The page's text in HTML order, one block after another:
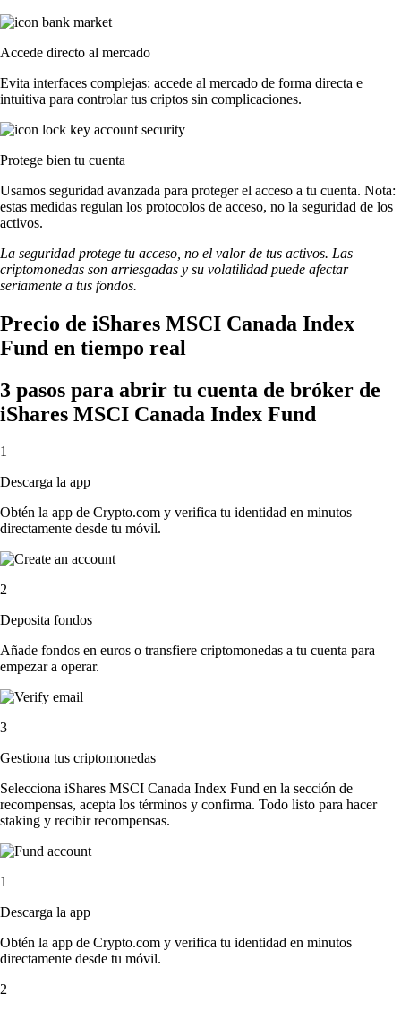
Accede directo al mercado
Evita interfaces complejas: accede al mercado de forma directa e
intuitiva para controlar tus criptos sin complicaciones.
Protege bien tu cuenta
Usamos seguridad avanzada para proteger el acceso a tu cuenta. Nota:
estas medidas regulan los protocolos de acceso, no la seguridad de los
activos.
La seguridad protege tu acceso, no el valor de tus activos. Las
criptomonedas son arriesgadas y su volatilidad puede afectar
seriamente a tus fondos.
Precio de iShares MSCI Canada Index
Fund en tiempo real
3 pasos para abrir tu cuenta de bróker de
iShares MSCI Canada Index Fund
1
Descarga la app
Obtén la app de Crypto.com y verifica tu identidad en minutos
directamente desde tu móvil.
2
Deposita fondos
Añade fondos en euros o transfiere criptomonedas a tu cuenta para
empezar a operar.
3
Gestiona tus criptomonedas
Selecciona iShares MSCI Canada Index Fund en la sección de
recompensas, acepta los términos y confirma. Todo listo para hacer
staking y recibir recompensas.
1
Descarga la app
Obtén la app de Crypto.com y verifica tu identidad en minutos
directamente desde tu móvil.
2